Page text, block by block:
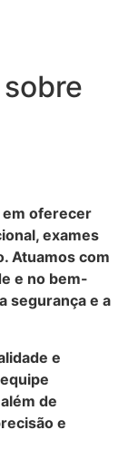
em oferecer
exames
Atuamos com
e no bem-
segurança e a
e
de
e